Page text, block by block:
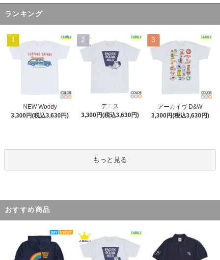
ランキング
1
NEW Woody
3,300円(税込3,630円)
2
デニス
3,300円(税込3,630円)
3
アーカイヴ D&W
3,300円(税込3,630円)
もっと見る
おすすめ商品